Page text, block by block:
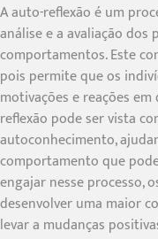
A auto-reflexão é um
análise e a avaliação
comportamentos. Este
pois permite que os
motivações e reações
reflexão pode ser vista
autoconhecimento,
comportamento que
engajar nesse processo,
desenvolver uma maior
levar a mudanças